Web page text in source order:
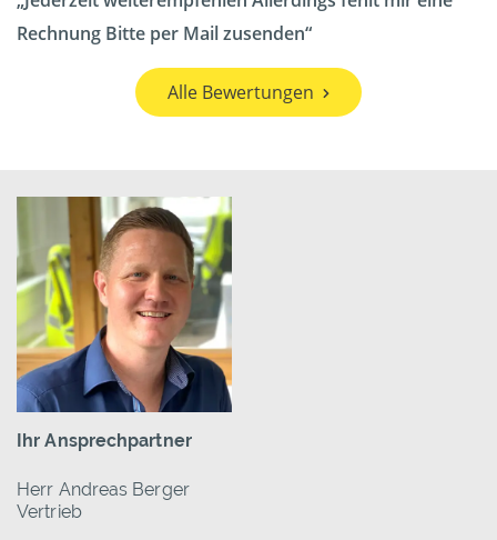
Rechnung Bitte per Mail zusenden
Alle Bewertungen
Ihr Ansprechpartner
Herr Andreas Berger
Vertrieb